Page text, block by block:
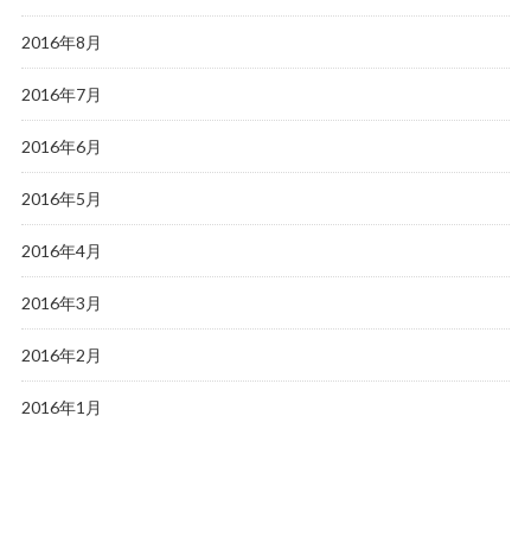
2016年8月
2016年7月
2016年6月
2016年5月
2016年4月
2016年3月
2016年2月
2016年1月